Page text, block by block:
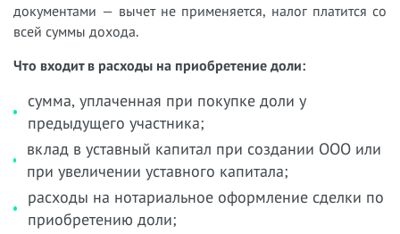
документами — вычет не применяется, налог платится со
всей суммы дохода.
Что входит в расходы на приобретение доли:
сумма, уплаченная при покупке доли у
предыдущего участника;
вклад в уставный капитал при создании ООО или
при увеличении уставного капитала;
расходы на нотариальное оформление сделки по
приобретению доли;